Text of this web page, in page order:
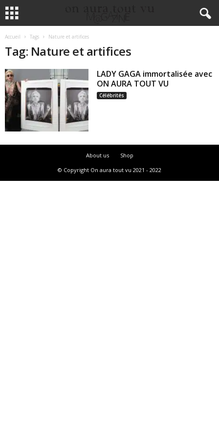
Accueil Tags Nature et artifices
Tag: Nature et artifices
LADY GAGA immortalisée avec
ON AURA TOUT VU
Célébrités
About us
Shop
© Copyright On aura tout vu 2021 - 2022